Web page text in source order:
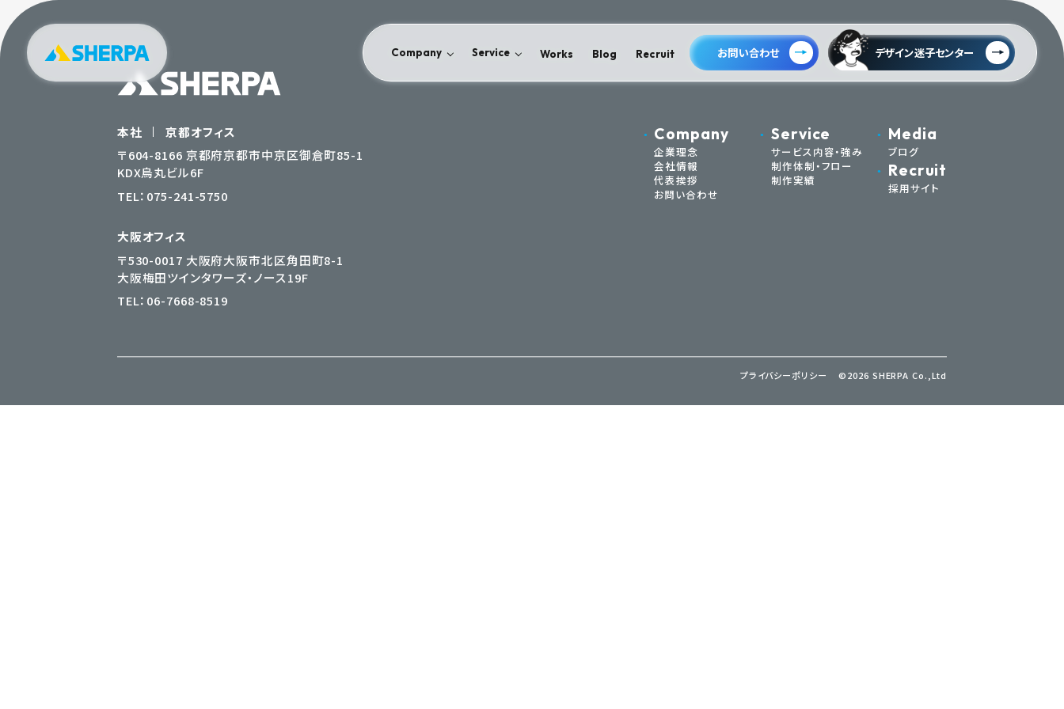
Company Service Works Blog Recruit お問い合わせ デザイン迷子センター
本社
京都オフィス
〒604-8166 京都府京都市中京区御倉町85-1
KDX烏丸ビル6F
TEL： 075-241-5750
大阪オフィス
〒530-0017 大阪府大阪市北区角田町8-1
大阪梅田ツインタワーズ・ノース19F
TEL： 06-7668-8519
Company
企業理念
会社情報
代表挨拶
お問い合わせ
Service
サービス内容・強み
制作体制・フロー
制作実績
Media
ブログ
Recruit
採用サイト
プライバシーポリシー ©2026 SHERPA Co.,Ltd